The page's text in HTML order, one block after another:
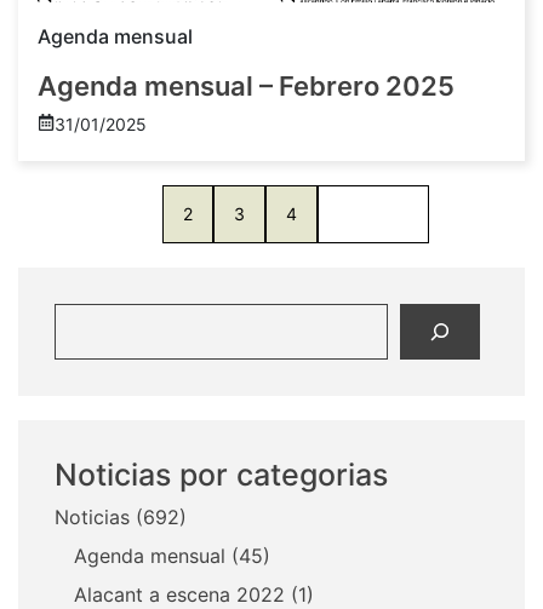
Agenda mensual
Agenda mensual – Febrero 2025
31/01/2025
2 3 4
Noticias por categorias
Noticias (692)
Agenda mensual (45)
Alacant a escena 2022 (1)